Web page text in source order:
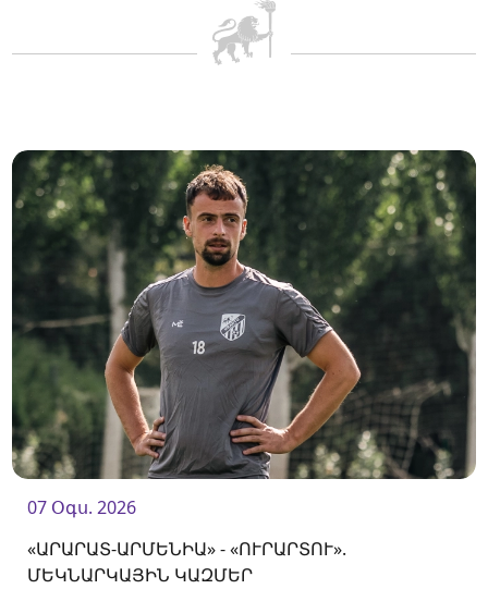
07 Օգս. 2026
«ԱՐԱՐԱՏ-ԱՐՄԵՆԻԱ» - «ՈՒՐԱՐՏՈՒ».
ՄԵԿՆԱՐԿԱՅԻՆ ԿԱԶՄԵՐ